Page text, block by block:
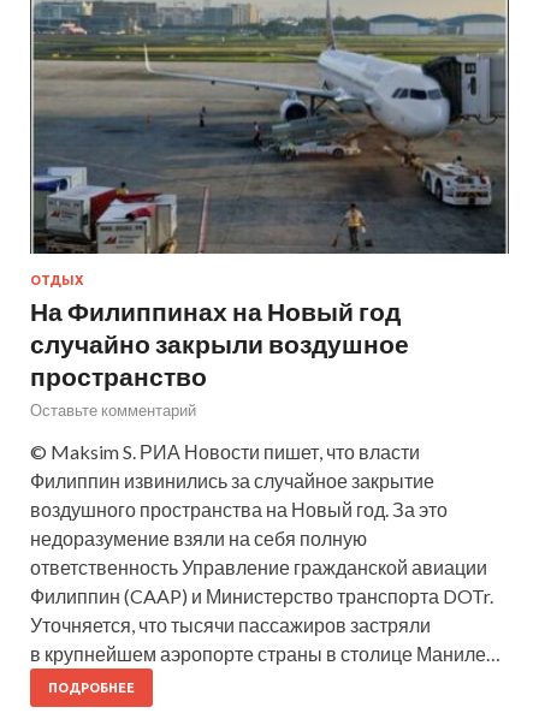
ОТДЫХ
На Филиппинах на Новый год
случайно закрыли воздушное
пространство
Оставьте комментарий
© Maksim S. РИА Новости пишет, что власти
Филиппин извинились за случайное закрытие
воздушного пространства на Новый год. За это
недоразумение взяли на себя полную
ответственность Управление гражданской авиации
Филиппин (CAAP) и Министерство транспорта DOTr.
Уточняется, что тысячи пассажиров застряли
в крупнейшем аэропорте страны в столице Маниле…
ПОДРОБНЕЕ